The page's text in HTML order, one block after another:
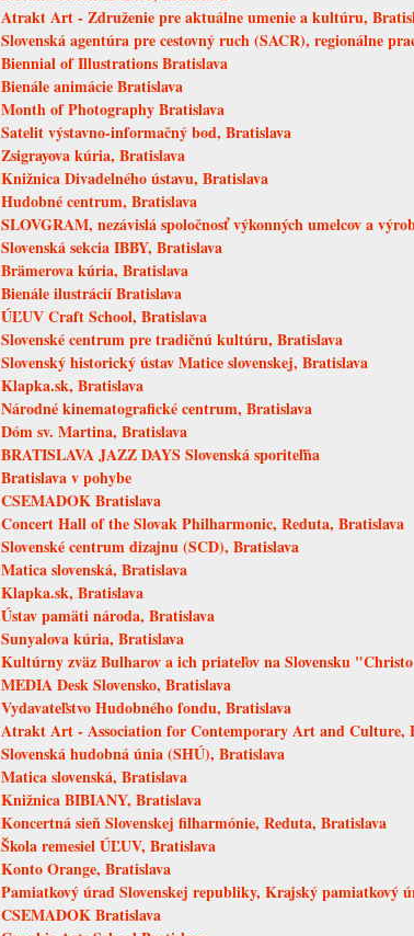
Atrakt Art - Združenie pre aktuálne umenie a kultúru,
Slovenská agentúra pre cestovný ruch (SACR), regionálne
Biennial of Illustrations Bratislava
Bienále animácie Bratislava
Month of Photography Bratislava
Satelit výstavno-informačný bod, Bratislava
Zsigrayova kúria, Bratislava
Knižnica Divadelného ústavu, Bratislava
Hudobné centrum, Bratislava
SLOVGRAM, nezávislá spoločnosť výkonných umelcov a
Slovenská sekcia IBBY, Bratislava
Brämerova kúria, Bratislava
Bienále ilustrácií Bratislava
ÚĽUV Craft School, Bratislava
Slovenské centrum pre tradičnú kultúru, Bratislava
Slovenský historický ústav Matice slovenskej, Bratislava
Klapka.sk, Bratislava
Národné kinematografické centrum, Bratislava
Dóm sv. Martina, Bratislava
BRATISLAVA JAZZ DAYS Slovenská sporiteľňa
Bratislava v pohybe
CSEMADOK Bratislava
Concert Hall of the Slovak Philharmonic, Reduta, Bratislava
Slovenské centrum dizajnu (SCD), Bratislava
Matica slovenská, Bratislava
Klapka.sk, Bratislava
Ústav pamäti národa, Bratislava
Sunyalova kúria, Bratislava
Kultúrny zväz Bulharov a ich priateľov na Slovensku
MEDIA Desk Slovensko, Bratislava
Vydavateľstvo Hudobného fondu, Bratislava
Atrakt Art - Association for Contemporary Art and Culture,
Slovenská hudobná únia (SHÚ), Bratislava
Matica slovenská, Bratislava
Knižnica BIBIANY, Bratislava
Koncertná sieň Slovenskej filharmónie, Reduta, Bratislava
Škola remesiel ÚĽUV, Bratislava
Konto Orange, Bratislava
Pamiatkový úrad Slovenskej republiky, Krajský pamiatkový
CSEMADOK Bratislava